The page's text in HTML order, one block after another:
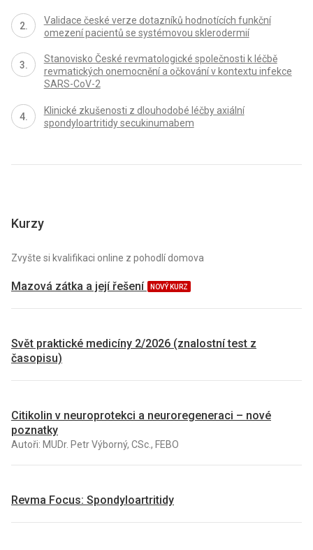
Validace české verze dotazníků hodnotících funkční
omezení pacientů se systémovou sklerodermií
Stanovisko České revmatologické společnosti k léčbě
revmatických onemocnění a očkování v kontextu infekce
SARS-CoV-2
Klinické zkušenosti z dlouhodobé léčby axiální
spondyloartritidy secukinumabem
Kurzy
Zvyšte si kvalifikaci online z pohodlí domova
Mazová zátka a její řešení NOVÝ KURZ
Svět praktické medicíny 2/2026 (znalostní test z
časopisu)
Citikolin v neuroprotekci a neuroregeneraci – nové
poznatky
Autoři: MUDr. Petr Výborný, CSc., FEBO
Revma Focus: Spondyloartritidy